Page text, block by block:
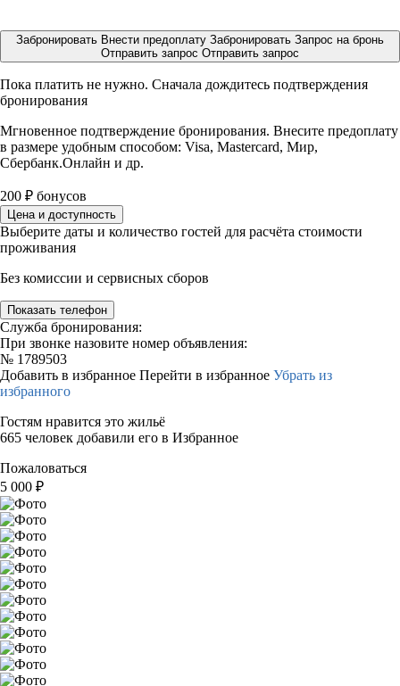
Забронировать Внести предоплату Забронировать Запрос на бронь
Отправить запрос Отправить запрос
Пока платить не нужно. Сначала дождитесь подтверждения
бронирования
Мгновенное подтверждение бронирования. Внесите предоплату
в размере удобным способом: Visa, Mastercard, Мир,
Сбербанк.Онлайн и др.
200 ₽ бонусов
Цена и доступность
Выберите даты и количество гостей для расчёта стоимости
проживания
Без комиссии и сервисных сборов
Показать телефон
Служба бронирования:
При звонке назовите номер объявления:
№ 1789503
Добавить в избранное Перейти в избранное Убрать из
избранного
Гостям нравится это жильё
665 человек добавили его в Избранное
Пожаловаться
5 000 ₽